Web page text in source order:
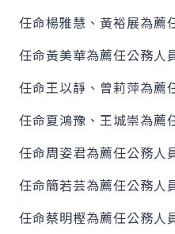
任命楊雅慧、黃裕展為薦
任命黃美華為薦任公務人
任命王以靜、曾莉萍為薦
任命夏鴻豫、王城崇為薦
任命周姿君為薦任公務人
任命簡若芸為薦任公務人
任命蔡明樫為薦任公務人